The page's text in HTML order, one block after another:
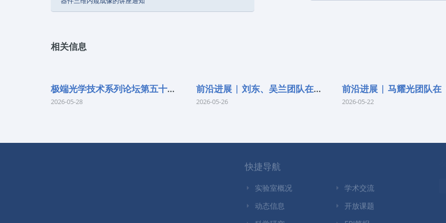
相关信息
极端光学技术系列论坛第五十七期
2026-05-28
前沿进展 | 刘东、吴兰团队在《Remo
2026-05-26 2026-05-22
快捷导航
实验室概况
动态信息
学术交流
开放课题